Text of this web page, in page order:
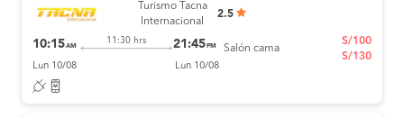
Turismo Tacna
Internacional
2.5
10:15AM
11:30 hrs 21:45 PM
Lun 10/08 Lun 10/08
Salón cama
S/100
S/130